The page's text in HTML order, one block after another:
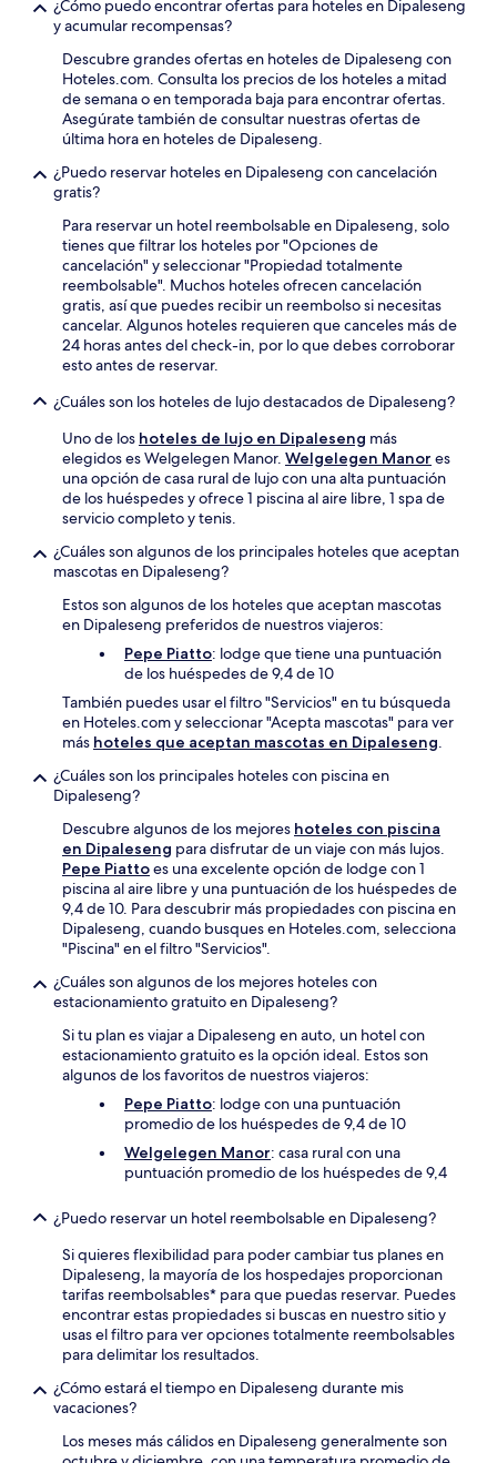
¿Cómo puedo encontrar ofertas para hoteles en Dipaleseng
y acumular recompensas?
Descubre grandes ofertas en hoteles de Dipaleseng con
Hoteles.com. Consulta los precios de los hoteles a mitad
de semana o en temporada baja para encontrar ofertas.
Asegúrate también de consultar nuestras ofertas de
última hora en hoteles de Dipaleseng.
¿Puedo reservar hoteles en Dipaleseng con cancelación
gratis?
Para reservar un hotel reembolsable en Dipaleseng, solo
tienes que filtrar los hoteles por "Opciones de
cancelación" y seleccionar "Propiedad totalmente
reembolsable". Muchos hoteles ofrecen cancelación
gratis, así que puedes recibir un reembolso si necesitas
cancelar. Algunos hoteles requieren que canceles más de
24 horas antes del check-in, por lo que debes corroborar
esto antes de reservar.
¿Cuáles son los hoteles de lujo destacados de Dipaleseng?
Uno de los hoteles de lujo en Dipaleseng más
elegidos es Welgelegen Manor. Welgelegen Manor es
una opción de casa rural de lujo con una alta puntuación
de los huéspedes y ofrece 1 piscina al aire libre, 1 spa de
servicio completo y tenis.
¿Cuáles son algunos de los principales hoteles que aceptan
mascotas en Dipaleseng?
Estos son algunos de los hoteles que aceptan mascotas
en Dipaleseng preferidos de nuestros viajeros:
Pepe Piatto: lodge que tiene una puntuación
de los huéspedes de 9,4 de 10
También puedes usar el filtro "Servicios" en tu búsqueda
en Hoteles.com y seleccionar "Acepta mascotas" para ver
más hoteles que aceptan mascotas en Dipaleseng.
¿Cuáles son los principales hoteles con piscina en
Dipaleseng?
Descubre algunos de los mejores hoteles con piscina
en Dipaleseng para disfrutar de un viaje con más lujos.
Pepe Piattoes una excelente opción de lodge con 1
piscina al aire libre y una puntuación de los huéspedes de
9,4 de 10. Para descubrir más propiedades con piscina en
Dipaleseng, cuando busques en Hoteles.com, selecciona
"Piscina" en el filtro "Servicios".
¿Cuáles son algunos de los mejores hoteles con
estacionamiento gratuito en Dipaleseng?
Si tu plan es viajar a Dipaleseng en auto, un hotel con
estacionamiento gratuito es la opción ideal. Estos son
algunos de los favoritos de nuestros viajeros:
Pepe Piatto: lodge con una puntuación
promedio de los huéspedes de 9,4 de 10
Welgelegen Manor: casa rural con una
puntuación promedio de los huéspedes de 9,4
¿Puedo reservar un hotel reembolsable en Dipaleseng?
Si quieres flexibilidad para poder cambiar tus planes en
Dipaleseng, la mayoría de los hospedajes proporcionan
tarifas reembolsables* para que puedas reservar. Puedes
encontrar estas propiedades si buscas en nuestro sitio y
usas el filtro para ver opciones totalmente reembolsables
para delimitar los resultados.
¿Cómo estará el tiempo en Dipaleseng durante mis
vacaciones?
Los meses más cálidos en Dipaleseng generalmente son